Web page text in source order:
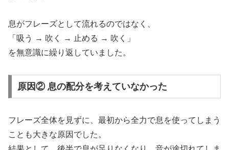
息がフレーズとして流れるのではなく、
「吸う → 吹く → 止める → 吹く」
を無意識に繰り返していました。
原因② 息の配分を考えていなかった
フレーズ全体を見ずに、最初から全力で息を使ってしまう
ことも大きな原因でした。